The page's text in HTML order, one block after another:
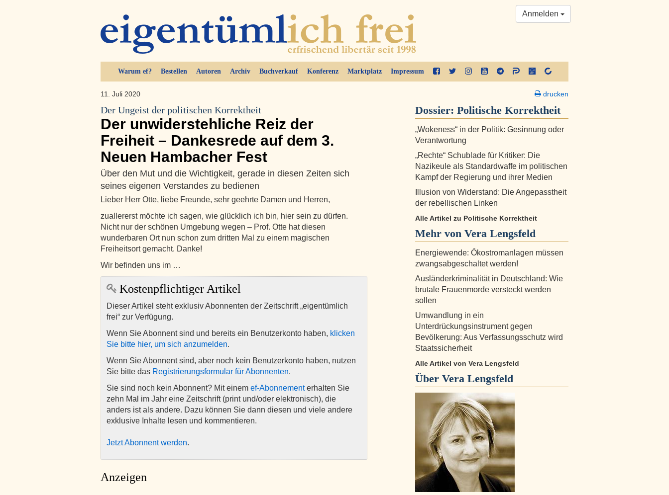
Warum ef? Bestellen Autoren Archiv Buchverkauf Konferenz Marktplatz Impressum
Anmelden
11. Juli 2020
Der Ungeist der politischen Korrektheit
Der unwiderstehliche Reiz der
Freiheit – Dankesrede auf dem 3.
Neuen Hambacher Fest
Über den Mut und die Wichtigkeit, gerade in diesen Zeiten sich
seines eigenen Verstandes zu bedienen
Lieber Herr Otte, liebe Freunde, sehr geehrte Damen und Herren,
zuallererst möchte ich sagen, wie glücklich ich bin, hier sein zu dürfen.
Nicht nur der schönen Umgebung wegen – Prof. Otte hat diesen
wunderbaren Ort nun schon zum dritten Mal zu einem magischen
Freiheitsort gemacht. Danke!
Wir befinden uns im …
Kostenpflichtiger Artikel
Dieser Artikel steht exklusiv Abonnenten der Zeitschrift „eigentümlich
frei“ zur Verfügung.
Wenn Sie Abonnent sind und bereits ein Benutzerkonto haben, klicken
Sie bitte hier, um sich anzumelden.
Wenn Sie Abonnent sind, aber noch kein Benutzerkonto haben, nutzen
Sie bitte das Registrierungsformular für Abonnenten.
Sie sind noch kein Abonnent? Mit einem ef-Abonnementerhalten Sie
zehn Mal im Jahr eine Zeitschrift (print und/oder elektronisch), die
anders ist als andere. Dazu können Sie dann diesen und viele andere
exklusive Inhalte lesen und kommentieren.
Jetzt Abonnent werden.
Anzeigen
drucken
Dossier: Politische Korrektheit
„Wokeness“ in der Politik: Gesinnung oder
Verantwortung
„Rechte“ Schublade für Kritiker: Die
Nazikeule als Standardwaffe im politischen
Kampf der Regierung und ihrer Medien
Illusion von Widerstand: Die Angepasstheit
der rebellischen Linken
Alle Artikel zu Politische Korrektheit
Mehr von Vera Lengsfeld
Energiewende: Ökostromanlagen müssen
zwangsabgeschaltet werden!
Ausländerkriminalität in Deutschland: Wie
brutale Frauenmorde versteckt werden
sollen
Umwandlung in ein
Unterdrückungsinstrument gegen
Bevölkerung: Aus Verfassungsschutz wird
Staatssicherheit
Alle Artikel von Vera Lengsfeld
Über Vera Lengsfeld